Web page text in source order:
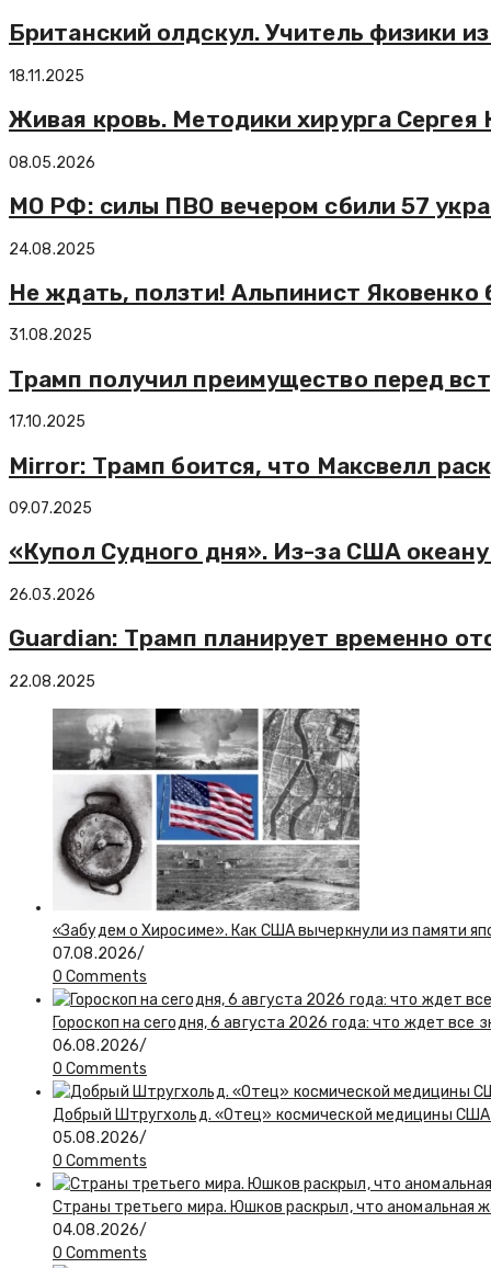
Британский олдскул. Учитель физики
18.11.2025
Живая кровь. Методики хирурга
08.05.2026
МО РФ: силы ПВО вечером сбили 57
24.08.2025
Не ждать, ползти! Альпинист Яковенко
31.08.2025
Трамп получил преимущество перед
17.10.2025
Mirror: Трамп боится, что Максвелл
09.07.2025
«Купол Судного дня». Из-за США
26.03.2026
Guardian: Трамп планирует временно
22.08.2025
«Забудем о Хиросиме». Как США вычеркнули из памяти
07.08.2026/
0 Comments
Гороскоп на сегодня, 6 августа 2026 года: что ждет все
06.08.2026/
0 Comments
Добрый Штругхольд. «Отец» космической медицины
05.08.2026/
0 Comments
Страны третьего мира. Юшков раскрыл, что аномальная
04.08.2026/
0 Comments